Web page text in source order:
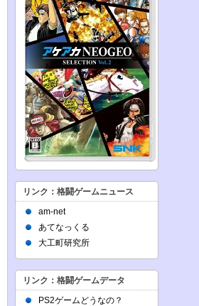
リンク：格闘ゲームニュース
am-net
あてなっくる
大工町研究所
リンク：格闘ゲームデータ
PS2ゲームどうなの？